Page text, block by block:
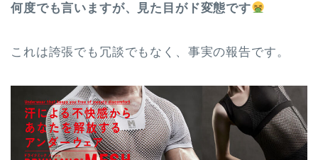
何度でも言いますが、見た目がド変態です
これは誇張でも冗談でもなく、事実の報告です。